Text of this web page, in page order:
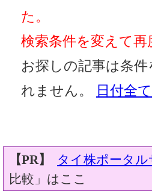
た。
検索条件を変えて
お探しの記事は条
れません。
日付全て
【PR】 タイ株ポータル
比較」はここ